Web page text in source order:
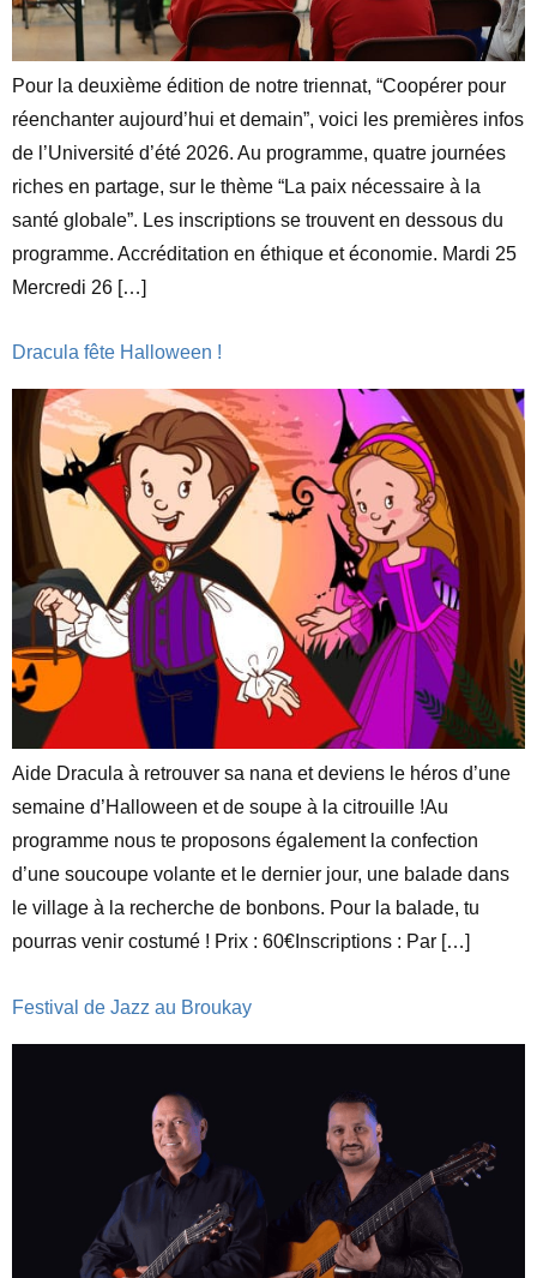
Pour la deuxième édition de notre triennat, “Coopérer pour
réenchanter aujourd’hui et demain”, voici les premières infos
de l’Université d’été 2026. Au programme, quatre journées
riches en partage, sur le thème “La paix nécessaire à la
santé globale”. Les inscriptions se trouvent en dessous du
programme. Accréditation en éthique et économie. Mardi 25
Mercredi 26 […]
Dracula fête Halloween !
Aide Dracula à retrouver sa nana et deviens le héros d’une
semaine d’Halloween et de soupe à la citrouille !Au
programme nous te proposons également la confection
d’une soucoupe volante et le dernier jour, une balade dans
le village à la recherche de bonbons. Pour la balade, tu
pourras venir costumé ! Prix : 60€Inscriptions : Par […]
Festival de Jazz au Broukay